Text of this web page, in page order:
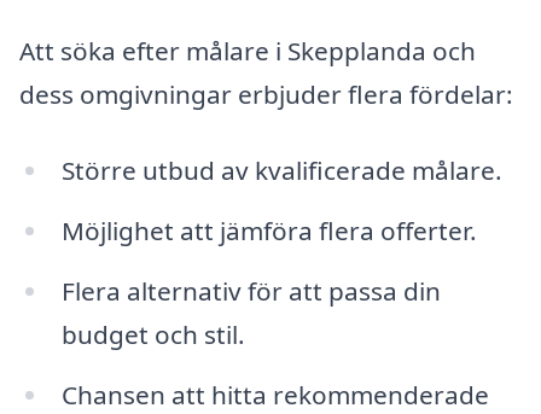
Att söka efter målare i Skepplanda och
dess omgivningar erbjuder flera fördelar:
Större utbud av kvalificerade målare.
Möjlighet att jämföra flera offerter.
Flera alternativ för att passa din
budget och stil.
Chansen att hitta rekommenderade